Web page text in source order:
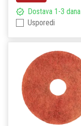
Dostava 1-3 dana
Usporedi